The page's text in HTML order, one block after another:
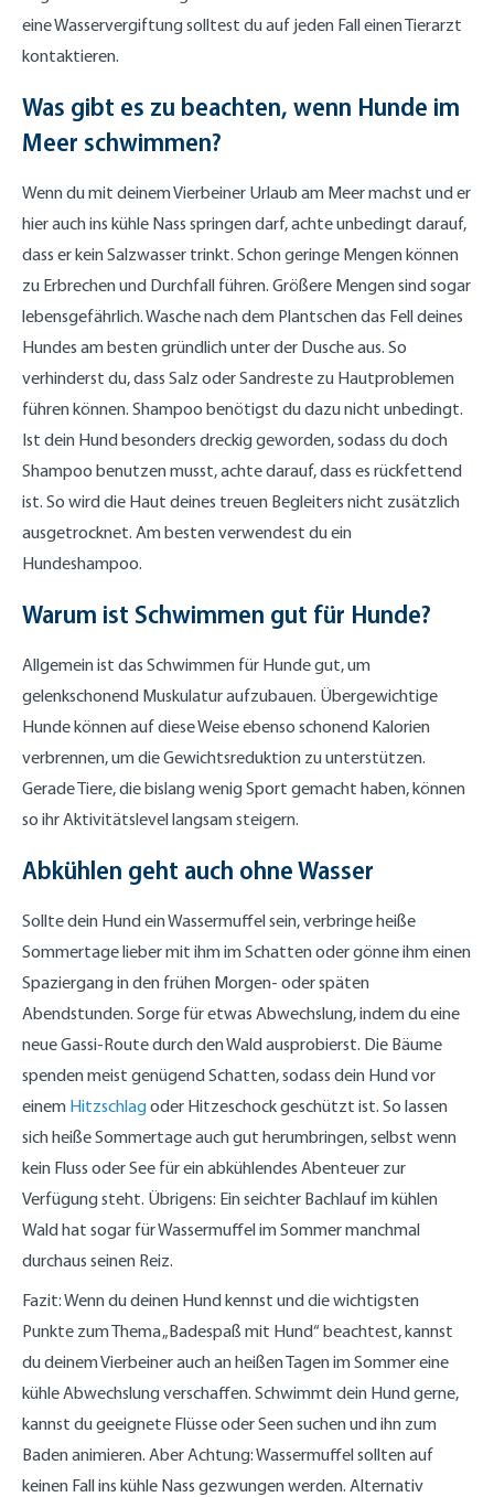
eine Wasservergiftung solltest du auf jeden Fall einen Tierarzt
kontaktieren.
Was gibt es zu beachten, wenn Hunde im
Meer schwimmen?
Wenn du mit deinem Vierbeiner Urlaub am Meer machst und er
hier auch ins kühle Nass springen darf, achte unbedingt darauf,
dass er kein Salzwasser trinkt. Schon geringe Mengen können
zu Erbrechen und Durchfall führen. Größere Mengen sind sogar
lebensgefährlich. Wasche nach dem Plantschen das Fell deines
Hundes am besten gründlich unter der Dusche aus. So
verhinderst du, dass Salz oder Sandreste zu Hautproblemen
führen können. Shampoo benötigst du dazu nicht unbedingt.
Ist dein Hund besonders dreckig geworden, sodass du doch
Shampoo benutzen musst, achte darauf, dass es rückfettend
ist. So wird die Haut deines treuen Begleiters nicht zusätzlich
ausgetrocknet. Am besten verwendest du ein
Hundeshampoo.
Warum ist Schwimmen gut für Hunde?
Allgemein ist das Schwimmen für Hunde gut, um
gelenkschonend Muskulatur aufzubauen. Übergewichtige
Hunde können auf diese Weise ebenso schonend Kalorien
verbrennen, um die Gewichtsreduktion zu unterstützen.
Gerade Tiere, die bislang wenig Sport gemacht haben, können
so ihr Aktivitätslevel langsam steigern.
Abkühlen geht auch ohne Wasser
Sollte dein Hund ein Wassermuffel sein, verbringe heiße
Sommertage lieber mit ihm im Schatten oder gönne ihm einen
Spaziergang in den frühen Morgen- oder späten
Abendstunden. Sorge für etwas Abwechslung, indem du eine
neue Gassi-Route durch den Wald ausprobierst. Die Bäume
spenden meist genügend Schatten, sodass dein Hund vor
einem Hitzschlagoder Hitzeschock geschützt ist. So lassen
sich heiße Sommertage auch gut herumbringen, selbst wenn
kein Fluss oder See für ein abkühlendes Abenteuer zur
Verfügung steht. Übrigens: Ein seichter Bachlauf im kühlen
Wald hat sogar für Wassermuffel im Sommer manchmal
durchaus seinen Reiz.
Fazit: Wenn du deinen Hund kennst und die wichtigsten
Punkte zum Thema „Badespaß mit Hund“ beachtest, kannst
du deinem Vierbeiner auch an heißen Tagen im Sommer eine
kühle Abwechslung verschaffen. Schwimmt dein Hund gerne,
kannst du geeignete Flüsse oder Seen suchen und ihn zum
Baden animieren. Aber Achtung: Wassermuffel sollten auf
keinen Fall ins kühle Nass gezwungen werden. Alternativ